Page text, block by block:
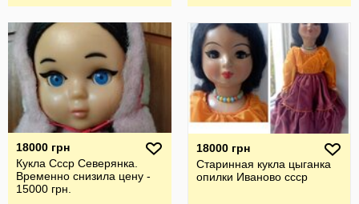
18000 грн
Кукла Ссср Северянка.
Временно снизила цену -
15000 грн.
18000 грн
Старинная кукла цыганка
опилки Иваново ссср